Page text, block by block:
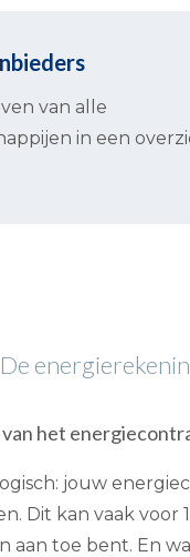
van alle
in een
De
het
jouw
Dit kan vaak voor
aan toe bent. En